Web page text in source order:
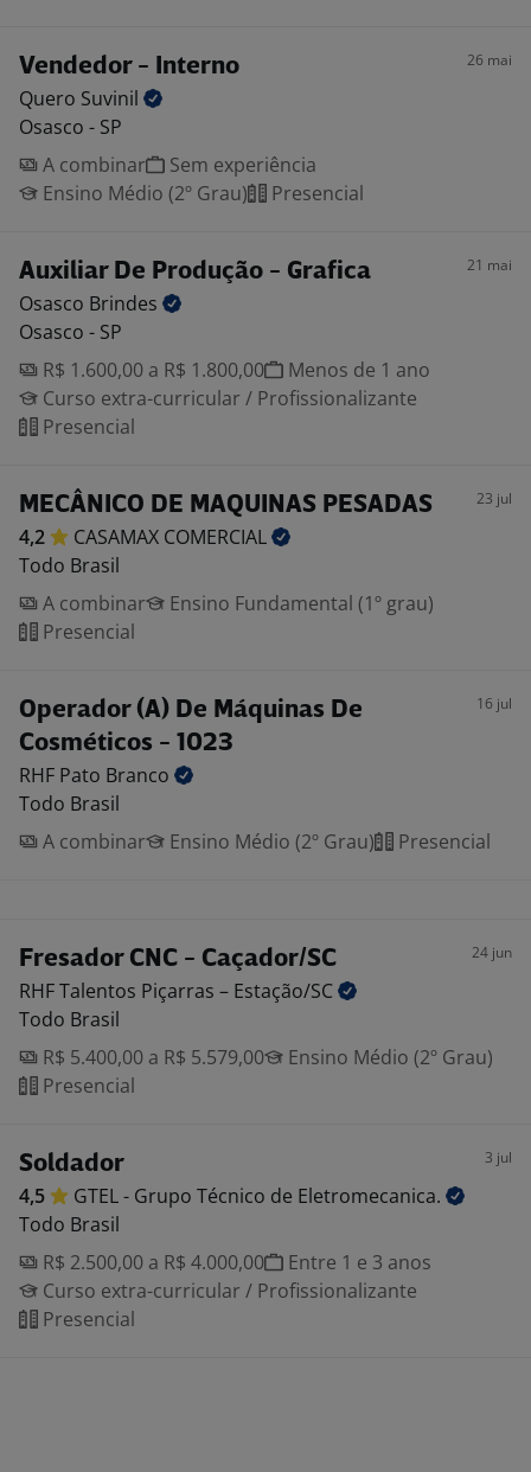
Vendedor - Interno 26 mai
Quero Suvinil
Osasco - SP
A combinar
Sem experiência
Ensino Médio (2º Grau)
Presencial
Auxiliar De Produção - Grafica 21 mai
Osasco Brindes
Osasco - SP
R$ 1.600,00 a R$ 1.800,00
Menos de 1 ano
Curso extra-curricular / Profissionalizante
Presencial
MECÂNICO DE MAQUINAS PESADAS 23 jul
4,2 CASAMAX COMERCIAL
Todo Brasil
A combinar
Ensino Fundamental (1º grau)
Presencial
Operador (A) De Máquinas De
Cosméticos - 1023
16 jul
RHF Pato Branco
Todo Brasil
A combinar
Ensino Médio (2º Grau) Presencial
Fresador CNC - Caçador/SC 24 jun
RHF Talentos Piçarras – Estação/SC
Todo Brasil
R$ 5.400,00 a R$ 5.579,00
Ensino Médio (2º Grau)
Presencial
Soldador 3 jul
4,5 GTEL - Grupo Técnico de Eletromecanica.
Todo Brasil
R$ 2.500,00 a R$ 4.000,00
Entre 1 e 3 anos
Curso extra-curricular / Profissionalizante
Presencial